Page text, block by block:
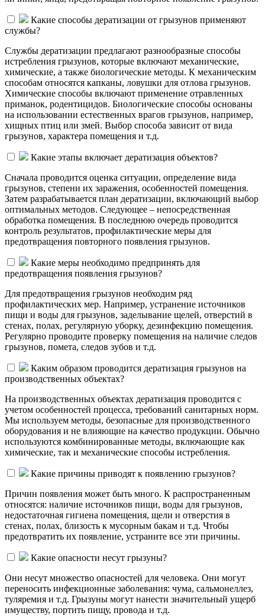
Какие способы дератизации от грызунов применяют
службы?
Службы дератизации предлагают разнообразные способы
истребления грызунов, которые включают механические,
химические, а также биологические методы. К механическим
способам относятся капканы, ловушки для отлова грызунов.
Химические способы включают применение отравленных
приманок, родентицидов. Биологические способы основаны
на использовании естественных врагов грызунов, например,
хищных птиц или змей. Выбор способа зависит от вида
грызунов, характера помещения и т.д.
Какие этапы включает дератизация объектов?
Сначала проводится оценка ситуации, определение вида
грызунов, степени их заражения, особенностей помещения.
Затем разрабатывается план дератизации, включающий выбор
оптимальных методов. Следующее – непосредственная
обработка помещения. В последнюю очередь проводится
контроль результатов, профилактические меры для
предотвращения повторного появления грызунов.
Какие меры необходимо предпринять для
предотвращения появления грызунов?
Для предотвращения грызунов необходим ряд
профилактических мер. Например, устранение источников
пищи и воды для грызунов, заделывание щелей, отверстий в
стенах, полах, регулярную уборку, дезинфекцию помещения.
Регулярно проводите проверку помещения на наличие следов
грызунов, помета, следов зубов и т.д.
Каким образом проводится дератизация грызунов на
производственных объектах?
На производственных объектах дератизация проводится с
учетом особенностей процесса, требований санитарных норм.
Мы используем методы, безопасные для производственного
оборудования и не влияющие на качество продукции. Обычно
используются комбинированные методы, включающие как
химические, так и механические способы истребления.
Какие причины приводят к появлению грызунов?
Причин появления может быть много. К распространенным
относятся: наличие источников пищи, воды для грызунов,
недостаточная гигиена помещения, щели и отверстия в
стенах, полах, близость к мусорным бакам и т.д. Чтобы
предотвратить их появление, устраните все эти причины.
Какие опасности несут грызуны?
Они несут множество опасностей для человека. Они могут
переносить инфекционные заболевания: чума, сальмонеллез,
туляремия и т.д. Грызуны могут нанести значительный ущерб
имуществу, портить пищу, провода и т.д.